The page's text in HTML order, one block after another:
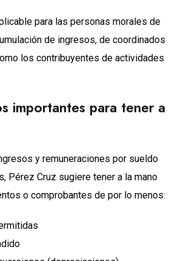
para las personas morales de
de ingresos, de coordinados
los contribuyentes de actividades
importantes para tener a
y remuneraciones por sueldo
Pérez Cruz sugiere tener a la mano
o comprobantes de por lo menos: